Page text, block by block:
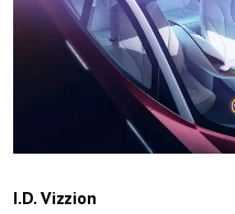
I.D. Vizzion